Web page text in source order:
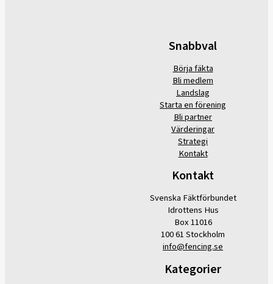
Snabbval
Börja fäkta
Bli medlem
Landslag
Starta en förening
Bli partner
Värderingar
Strategi
Kontakt
Kontakt
Svenska Fäktförbundet
Idrottens Hus
Box 11016
100 61 Stockholm
info@fencing.se
Kategorier